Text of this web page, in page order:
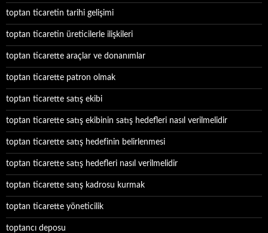
toptan ticaretin tarihi gelişimi
toptan ticaretin üreticilerle ilişkileri
toptan ticarette araçlar ve donanımlar
toptan ticarette patron olmak
toptan ticarette satış ekibi
toptan ticarette satış ekibinin satış hedefleri nasıl verilmelidir
toptan ticarette satış hedefinin belirlenmesi
toptan ticarette satış hedefleri nasıl verilmelidir
toptan ticarette satış kadrosu kurmak
toptan ticarette yöneticilik
toptancı deposu